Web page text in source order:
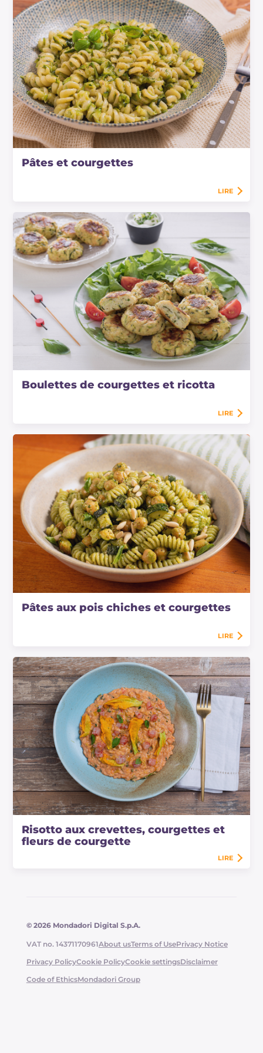
Pâtes et courgettes
LIRE
Boulettes de courgettes et ricotta
LIRE
Pâtes aux pois chiches et courgettes
LIRE
Risotto aux crevettes, courgettes et
fleurs de courgette
LIRE
© 2026 Mondadori Digital S.p.A.
VAT no. 14371170961About usTerms of UsePrivacy Notice
Privacy PolicyCookie PolicyCookie settingsDisclaimer
Code of EthicsMondadori Group